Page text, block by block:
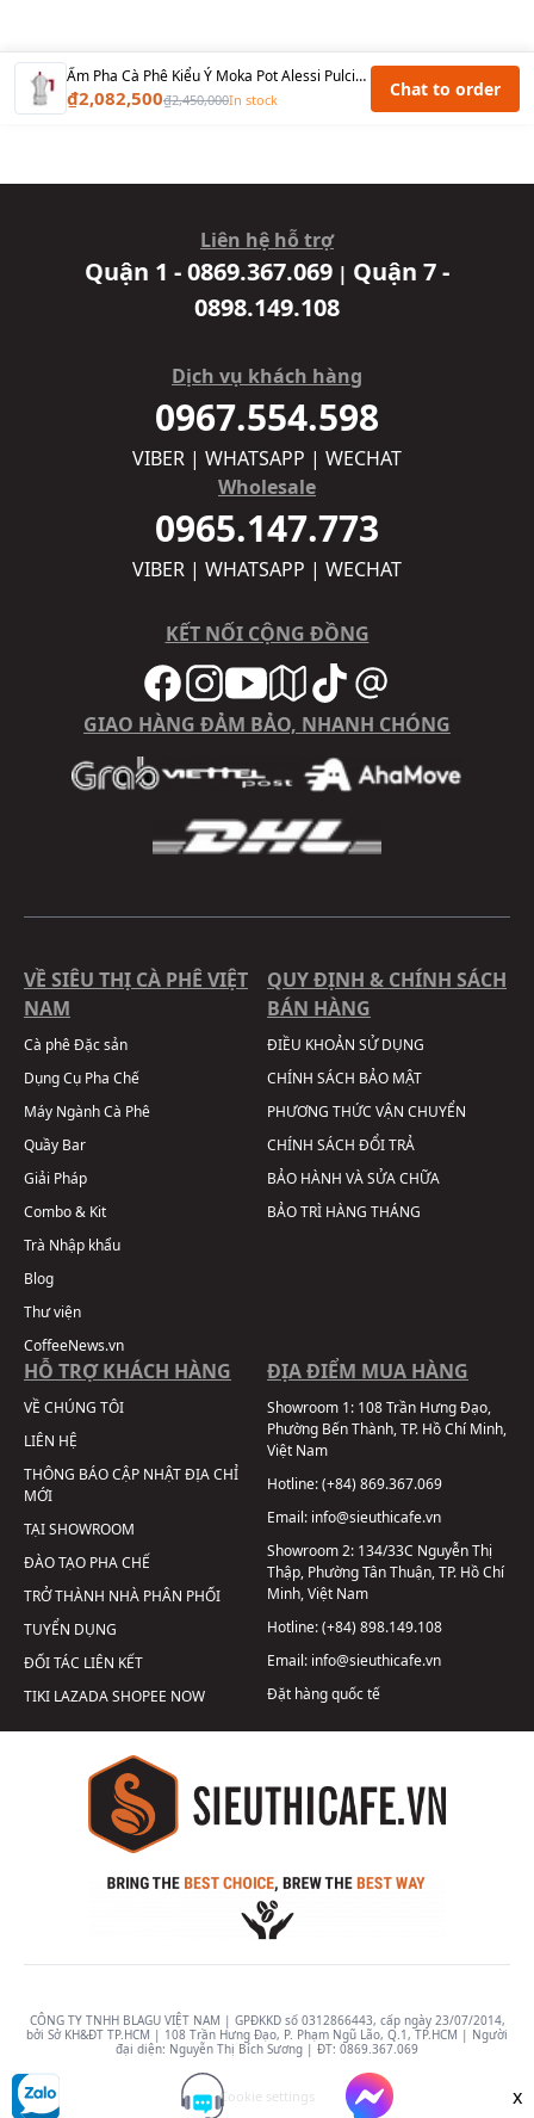
Ấm Pha Cà Phê Kiểu Ý Moka Pot Alessi Pulcina MDL02/6 R - 6 cups - Màu Đỏ
₫2,082,500₫2,450,000In stock Chat to order
Liên hệ hỗ trợ
Quận 1 - 0869.367.069 | Quận 7 -
0898.149.108
Dịch vụ khách hàng
0967.554.598
VIBER | WHATSAPP | WECHAT
Wholesale
0965.147.773
VIBER | WHATSAPP | WECHAT
KẾT NỐI CỘNG ĐỒNG
GIAO HÀNG ĐẢM BẢO, NHANH CHÓNG
VỀ SIÊU THỊ CÀ PHÊ VIỆT
NAM
Cà phê Đặc sản
Dụng Cụ Pha Chế
Máy Ngành Cà Phê
Quầy Bar
Giải Pháp
Combo & Kit
Trà Nhập khẩu
Blog
Thư viện
CoffeeNews.vn
QUY ĐỊNH & CHÍNH SÁCH
BÁN HÀNG
ĐIỀU KHOẢN SỬ DỤNG
CHÍNH SÁCH BẢO MẬT
PHƯƠNG THỨC VẬN CHUYỂN
CHÍNH SÁCH ĐỔI TRẢ
BẢO HÀNH VÀ SỬA CHỮA
BẢO TRÌ HÀNG THÁNG
HỖ TRỢ KHÁCH HÀNG
VỀ CHÚNG TÔI
LIÊN HỆ
THÔNG BÁO CẬP NHẬT ĐỊA CHỈ
MỚI
TẠI SHOWROOM
ĐÀO TẠO PHA CHẾ
TRỞ THÀNH NHÀ PHÂN PHỐI
TUYỂN DỤNG
ĐỐI TÁC LIÊN KẾT
TIKI LAZADASHOPEE NOW
ĐỊA ĐIỂM MUA HÀNG
Showroom 1: 108 Trần Hưng Đạo,
Phường Bến Thành, TP. Hồ Chí Minh,
Việt Nam
Hotline:(+84) 869.367.069
Email: info@sieuthicafe.vn
Showroom 2: 134/33C Nguyễn Thị
Thập, Phường Tân Thuận, TP. Hồ Chí
Minh, Việt Nam
Hotline:(+84) 898.149.108
Email: info@sieuthicafe.vn
Đặt hàng quốc tế
CÔNG TY TNHH BLAGU VIỆT NAM | GPĐKKD số 0312866443, cấp ngày 23/07/2014,
bởi Sở KH&ĐT TP.HCM | 108 Trần Hưng Đạo, P. Phạm Ngũ Lão, Q.1, TP.HCM | Người
đại diện: Nguyễn Thị Bích Sương | ĐT: 0869.367.069
Cookie settings x